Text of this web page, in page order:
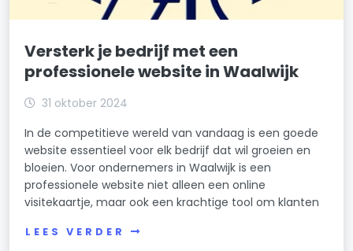
Versterk je bedrijf met een
professionele website in Waalwijk
31 oktober 2024
In de competitieve wereld van vandaag is een goede
website essentieel voor elk bedrijf dat wil groeien en
bloeien. Voor ondernemers in Waalwijk is een
professionele website niet alleen een online
visitekaartje, maar ook een krachtige tool om klanten
LEES VERDER